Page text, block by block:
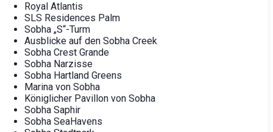
Royal Atlantis
SLS Residences Palm
Sobha „S“-Turm
Ausblicke auf den Sobha Creek
Sobha Crest Grande
Sobha Narzisse
Sobha Hartland Greens
Marina von Sobha
Königlicher Pavillon von Sobha
Sobha Saphir
Sobha SeaHavens